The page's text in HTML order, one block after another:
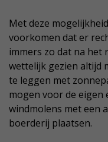
Met deze
voorkomen dat er
immers zo dat na het
wettelijk gezien altijd
te leggen met
mogen voor de eigen
windmolens met een
boerderij plaatsen.